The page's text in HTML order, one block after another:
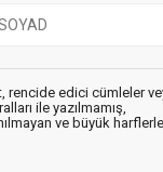
rencide edici cümleler
ile yazılmamış,
ve büyük